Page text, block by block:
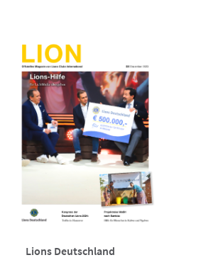
Lions Deutschland